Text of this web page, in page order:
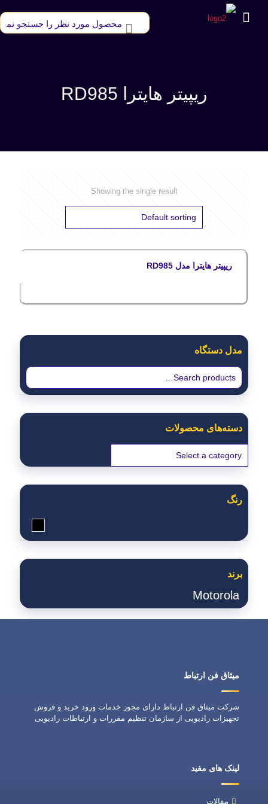
ریپیتر هایترا RD985
Showing the single result
ریپیتر هایترا مدل RD985
مدل دستگاه
دسته‌های محصولات
رنگ
برند
Motorola
میثاق فن ارتباط
شرکت میثاق فن ارتباط دارای مجوز خدمات ورود خرید و فروش
تجهیزات رادیویی از سازمان تنظیم مقررات و ارتباطات رادیویی
لینک های مفید
مقالات